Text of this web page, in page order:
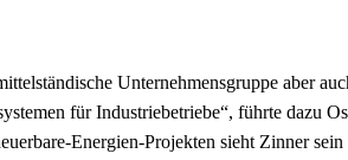
Unternehmensgruppe aber
für Industriebetriebe“, führte dazu
Energien-Projekten sieht Zinner